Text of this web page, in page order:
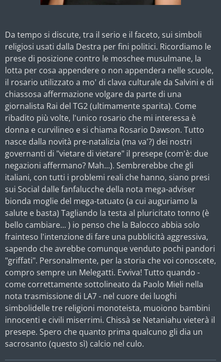
Da tempo si discute, tra il serio e il faceto, sui simboli
religiosi usati dalla Destra per fini politici. Ricordiamo le
prese di posizione contro le moschee musulmane, la
lotta per cosa appendere o non appendera nelle scuole,
il rosario utilizzato a mo' di clava culturale da Salvini e di
chiassosa affermazione volgare da parte di una
giornalista Rai del TG2 (ultimamente sparita). Come
ribadito più volte, l'unico rosario che mi interessa è
donna e curvilineo e si chiama Rosario Dawson. Tutto
nasce dalla novità pre-natalizia (ma va'?) dei nostri
governanti di "vietare di vietare" il presepe (com'è: due
negazioni affermano? Mah...). Sembrerebbe che gli
italiani, con tutti i problemi reali che hanno, siano presi
sui Social dalle fanfalucche della nota mega-adviser
bionda moglie del mega-tatuato (a cui auguriamo la
salute e basta) Tagliando la testa al pluricitato tonno (è
bello cambiare... ) io penso che la Balocco abbia solo
frainteso l'intenzione di fare una pubblicità aggressiva,
sapendo che avrebbe comunque venduto pochi pandori
"griffati". Personalmente, per la storia che voi conoscete,
compro sempre un Melegatti. Evviva! Tutto quando -
come correttamente sottolineato da Paolo Mieli nella
nota trasmissione di LA7 - nel cuore dei luoghi
simbolidelle tre religioni monoteista, muoiono bambini
innocenti e civili miserrimi. Chissà se Netaniahu vieterà il
presepe. Spero che quanto prima qualcuno gli dia un
sacrosanto (questo sì) calcio nel culo.